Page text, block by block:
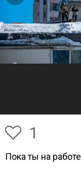
1
Пока ты на работе